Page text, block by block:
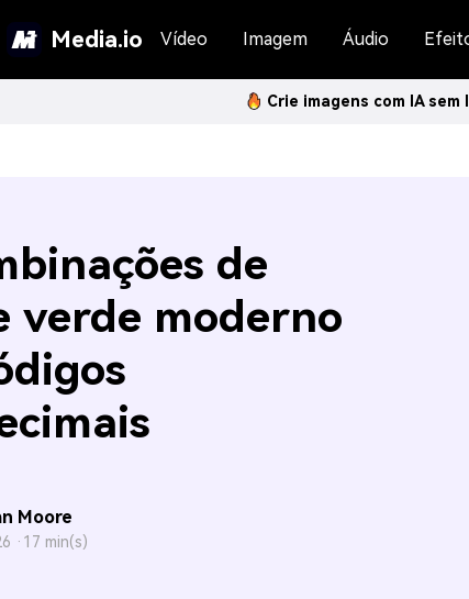
Media.io Vídeo Imagem Áudio
Crie imagens com IA
de
verde moderno
Moore
· 17 min(s)